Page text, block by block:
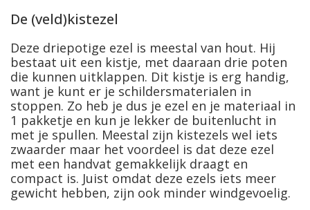
De (veld)kistezel
Deze driepotige ezel is meestal van hout. Hij
bestaat uit een kistje, met daaraan drie poten
die kunnen uitklappen. Dit kistje is erg handig,
want je kunt er je schildersmaterialen in
stoppen. Zo heb je dus je ezel en je materiaal in
1 pakketje en kun je lekker de buitenlucht in
met je spullen. Meestal zijn kistezels wel iets
zwaarder maar het voordeel is dat deze ezel
met een handvat gemakkelijk draagt en
compact is. Juist omdat deze ezels iets meer
gewicht hebben, zijn ook minder windgevoelig.